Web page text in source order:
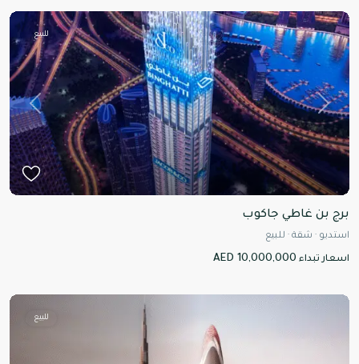
Next
للبيع
برج بن غاطي جاكوب
استديو · شقة · للبيع
اسعار تبداء AED 10,000,000
للبيع